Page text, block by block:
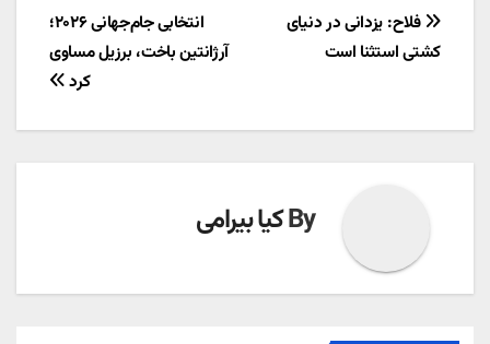
راهبری
نوشته
انتخابی جام‌جهانی ۲۰۲۶؛
آرژانتین باخت، برزیل مساوی
کرد
فلاح: یزدانی در دنیای
کشتی استثنا است
Byکیا بیرامی